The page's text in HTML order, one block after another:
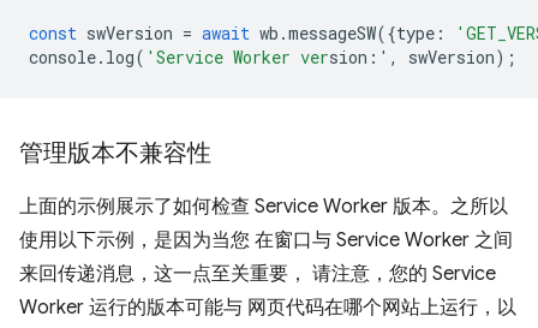
const swVersion = await wb .messageSW({type :
console. log( 'Service Worker version:' , swVersion);
管理版本不兼容性
上面的示例展示了如何检查 Service Worker 版本。之所以
使用以下示例，是因为当您 在窗口与 Service Worker 之间
来回传递消息，这一点至关重要， 请注意，您的 Service
Worker 运行的版本可能与 网页代码在哪个网站上运行，以